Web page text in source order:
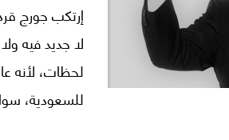
إرتكب جورج
لا جديد فيه
لحظات، لأنه
للسعودية،